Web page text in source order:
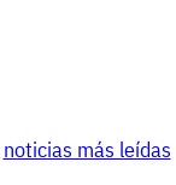
noticias más leídas